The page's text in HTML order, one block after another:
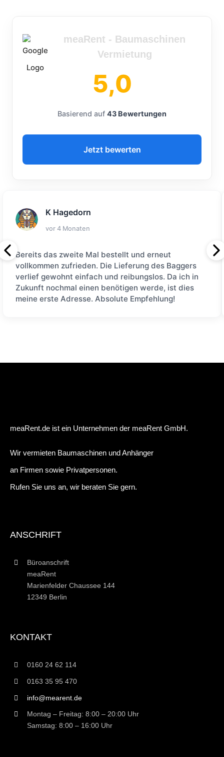
meaRent - Baumaschinen
Vermietung
5,0
Basierend auf 43 Bewertungen
Jetzt bewerten
K Hagedorn
vor 4 Monaten
​Bereits das zweite Mal bestellt und erneut
vollkommen zufrieden. Die Lieferung des Baggers
verlief gewohnt einfach und reibungslos. Da ich in
Zukunft nochmal einen benötigen werde, ist dies
meine erste Adresse. Absolute Empfehlung!
meaRent.de ist ein Unternehmen der meaRent GmbH.
Wir vermieten Baumaschinen und Anhänger
an Firmen sowie Privatpersonen.
Rufen Sie uns an, wir beraten Sie gern.
ANSCHRIFT
Büroanschrift
meaRent
Marienfelder Chaussee 144
12349 Berlin
KONTAKT
0160 24 62 114
0163 35 95 470
info@mearent.de
Montag – Freitag: 8:00 – 20:00 Uhr
Samstag: 8:00 – 16:00 Uhr